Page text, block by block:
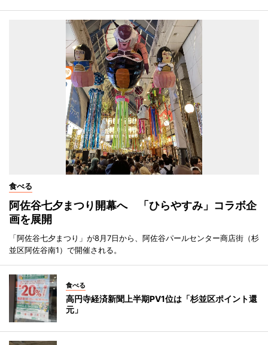
食べる
阿佐谷七夕まつり開幕へ 「ひらやすみ」コラボ企
画を展開
「阿佐谷七夕まつり」が8月7日から、阿佐谷パールセンター商店街（杉
並区阿佐谷南1）で開催される。
食べる
高円寺経済新聞上半期PV1位は「杉並区ポイント還
元」